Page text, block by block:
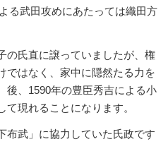
る武田攻めにあたっては織田方
氏直に譲っていましたが、権
ではなく、家中に隠然たる力を
後、1590年の豊臣秀吉による小
現れることになります。
武」に協力していた氏政です